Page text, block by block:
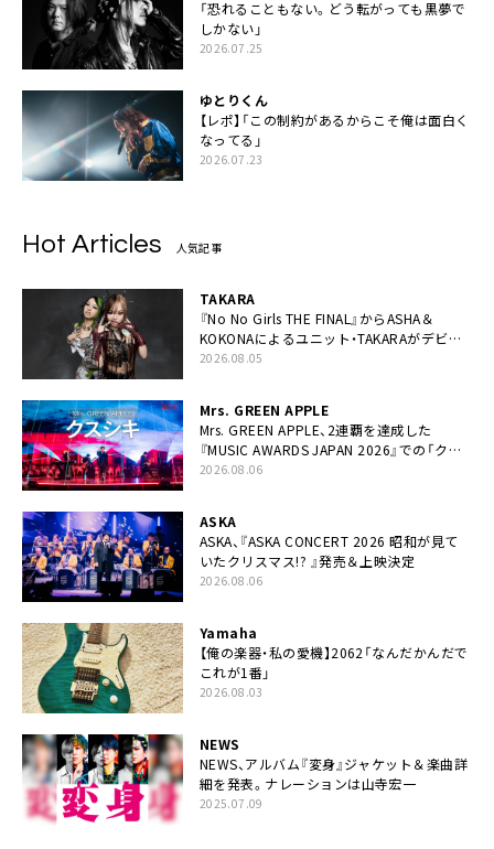
「恐れることもない。どう転がっても黒夢で
しかない」
2026.07.25
ゆとりくん
【レポ】「この制約があるからこそ俺は面白く
なってる」
2026.07.23
Hot Articles 人気記事
TAKARA
『No No Girls THE FINAL』からASHA＆
KOKONAによるユニット・TAKARAがデビュ
ー
2026.08.05
Mrs. GREEN APPLE
Mrs. GREEN APPLE、2連覇を達成した
『MUSIC AWARDS JAPAN 2026』での「クス
シキ」ライブパフォーマンスをYouTube公開
2026.08.06
ASKA
ASKA、『ASKA CONCERT 2026 昭和が見て
いたクリスマス!? 』発売＆上映決定
2026.08.06
Yamaha
【俺の楽器・私の愛機】2062「なんだかんだで
これが1番」
2026.08.03
NEWS
NEWS、アルバム『変身』ジャケット＆楽曲詳
細を発表。ナレーションは⼭寺宏⼀
2025.07.09